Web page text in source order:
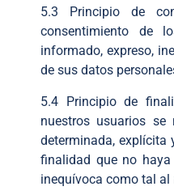
5.3 Principio de
consentimiento de
informado, expreso,
de sus datos
5.4 Principio de
nuestros usuarios se
determinada, explícita
finalidad que no
inequívoca como tal